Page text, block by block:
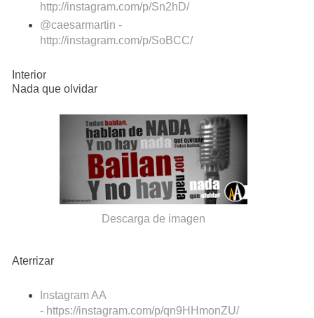
http://instagram.com/p/Sn2hD/
@caesarmartin -
http://instagram.com/p/SoBCC/
Interior
Nada que olvidar
Descarga de imagen
Aterrizar
Instagram AA
- https://instagram.com/p/qn9HHmonZU/